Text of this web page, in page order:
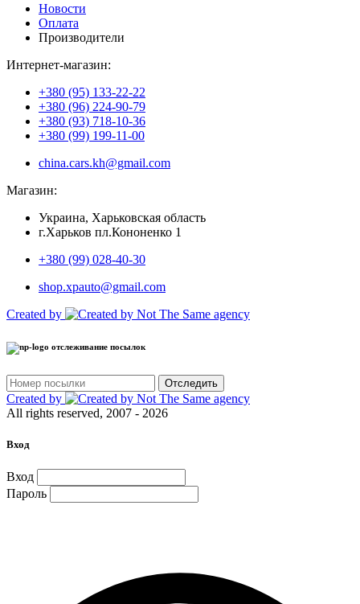
Новости
Оплата
Производители
Интернет-магазин:
+380 (95) 133-22-22
+380 (96) 224-90-79
+380 (93) 718-10-36
+380 (99) 199-11-00
china.cars.kh@gmail.com
Магазин:
Украина, Харьковская область
г.Харьков пл.Кононенко 1
+380 (99) 028-40-30
shop.xpauto@gmail.com
Created by
отслеживание посылок
Отследить
Created by
All rights reserved, 2007 - 2026
Вход
Вход
Пароль